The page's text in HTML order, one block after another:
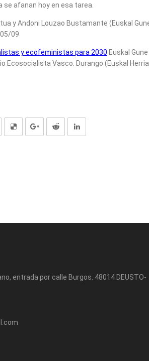
se afanan hoy en esa tarea.
y Andoni Louzao Bustamante (Euskal
09
y ecofeministas para 2030 Euskal Gune
Ecosocialista Vasco. Durango (Euskal
entrada por calle Burgos. 48014 DEUSTO-